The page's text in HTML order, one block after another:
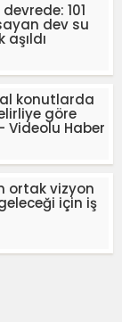
101
dev su
konutlarda
göre
Videolu Haber
ortak vizyon
için iş